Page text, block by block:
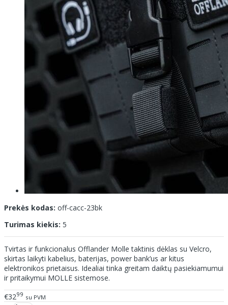
Prekės kodas: off-cacc-23bk
Turimas kiekis: 5
Tvirtas ir funkcionalus Offlander Molle taktinis dėklas su Velcro,
skirtas laikyti kabelius, baterijas, power bank’us ar kitus
elektronikos prietaisus. Idealiai tinka greitam daiktų pasiekiamumui
ir pritaikymui MOLLE sistemose.
€3299 su PVM